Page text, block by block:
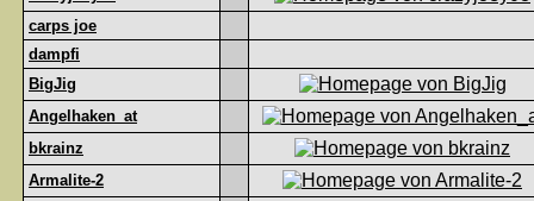
carps joe
dampfi
BigJig
Angelhaken_at
bkrainz
Armalite-2